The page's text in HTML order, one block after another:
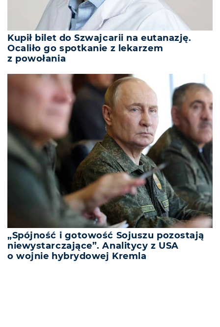
Kupił bilet do Szwajcarii na eutanazję.
Ocaliło go spotkanie z lekarzem
z powołania
„Spójność i gotowość Sojuszu pozostają
niewystarczające”. Analitycy z USA
o wojnie hybrydowej Kremla